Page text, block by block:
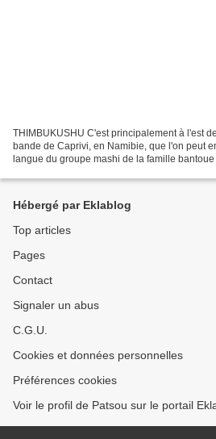
THIMBUKUSHU C'est principalement à l'est
bande de Caprivi, en Namibie, que l'on peut
langue du groupe mashi de la famille
Hébergé par Eklablog
Top articles
Pages
Contact
Signaler un abus
C.G.U.
Cookies et données personnelles
Préférences cookies
Voir le profil de Patsou sur le portail